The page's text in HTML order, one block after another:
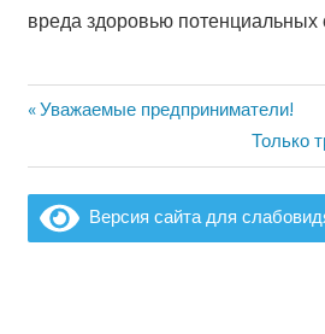
вреда здоровью потенциальных
Навигация
по
записям
Предыдущая
Уважаемые предприниматели!
запись:
Только
Версия сайта для